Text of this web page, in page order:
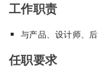
工作职责
与产品、设计师、
任职要求